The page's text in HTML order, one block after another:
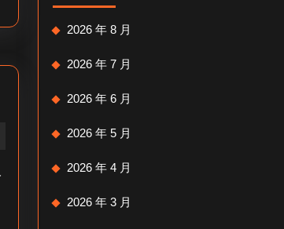
2026 年 8 月
2026 年 7 月
2026 年 6 月
2026 年 5 月
2026 年 4 月
2026 年 3 月